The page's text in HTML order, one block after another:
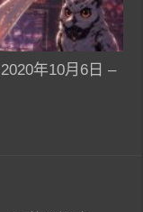
年10月6日 –